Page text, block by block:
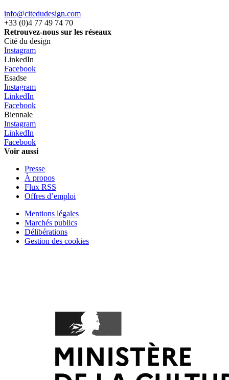
info@citedudesign.com
+33 (0)4 77 49 74 70
Retrouvez-nous sur les réseaux
Cité du design
Instagram
LinkedIn
Facebook
Esadse
Instagram
LinkedIn
Facebook
Biennale
Instagram
LinkedIn
Facebook
Voir aussi
Presse
À propos
Flux RSS
Offres d’emploi
Mentions légales
Marchés publics
Délibérations
Gestion des cookies